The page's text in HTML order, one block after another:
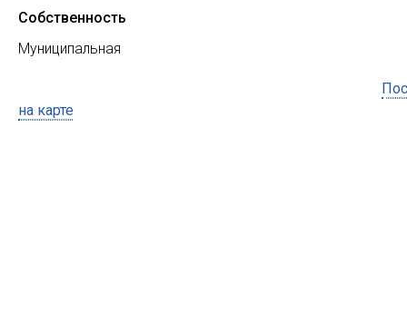
Собственность
Муниципальная
на карте